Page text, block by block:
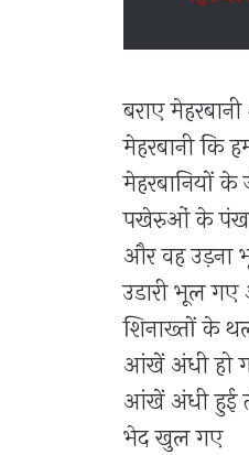
बराए
मेहरबानी कि
मेहरबानियों
पखेरुओं के
और वह उड़ना
उडारी भूल
शिनाख्तों के
आंखें अंधी हो
आंखें अंधी हुई
भेद खुल ग‌ए